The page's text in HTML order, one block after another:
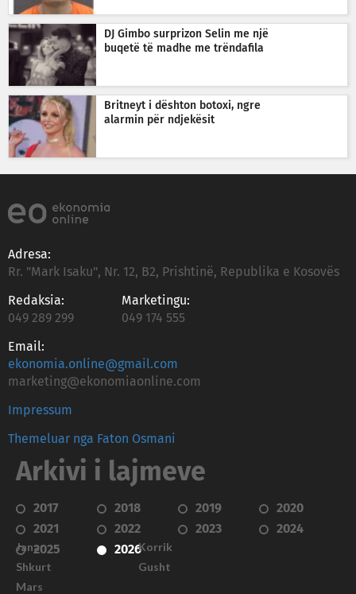
DJ Gimbo surprizon Selin me një
buqetë të madhe me trëndafila
Britneyt i dështon botoxi, ngre
alarmin për ndjekësit
Adresa:
Rr. "Mark Isaku", Nr. 12, B2, Prishtinë, Republika e Kosovës
Redaksia:
049 289 299
Marketingu:
049 174 555
Email:
ekonomia.online@gmail.com
marketing@ekonomiaonline.com
Impressum
Themeluar nga Faton Osmani
Arkivi i lajmeve
2017 2018 2019
2020
2021
2022 2023
2024
2025
2026
Janar
Shkurt
Mars
Korrik
Gusht